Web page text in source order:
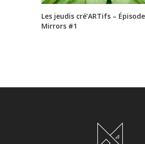
Les jeudis cré’ARTifs –
Mirrors #1